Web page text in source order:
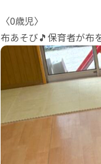
〈0歳児〉
布あそび🎵保育者が布